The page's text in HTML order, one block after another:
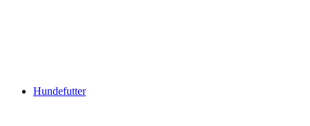
Hundefutter